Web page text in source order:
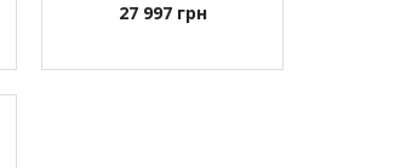
27 997 грн